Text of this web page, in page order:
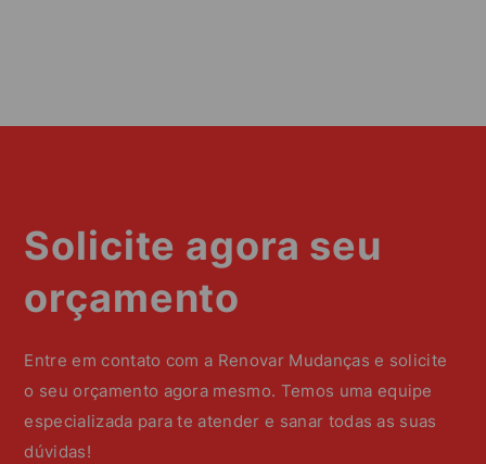
Solicite agora seu
orçamento
Entre em contato com a Renovar Mudanças e solicite
o seu orçamento agora mesmo. Temos uma equipe
especializada para te atender e sanar todas as suas
dúvidas!